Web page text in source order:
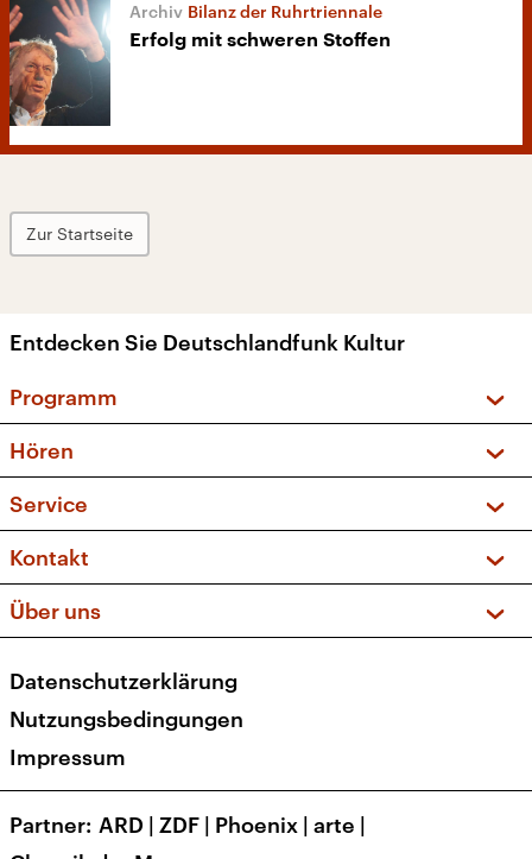
Bilanz der Ruhrtriennale
Erfolg mit schweren Stoffen
Zur Startseite
Entdecken Sie Deutschlandfunk Kultur
Programm
Sendungen und Podcasts
Musikliste
Kakadu – Das Kinderprogramm
Hören
Frequenzen (UKW + DAB+)
Service
FAQ
Apps
Newsletter
Veranstaltungen
Kontakt
Social Media
Über uns
Presse
Karriere
Transparenz
Datenschutzerklärung
Nutzungsbedingungen
Impressum
Partner ARD | ZDF | Phoenix | arte |